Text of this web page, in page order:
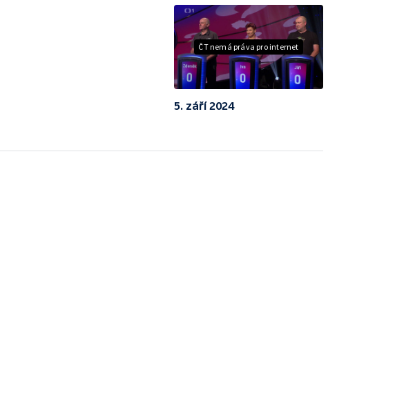
ČT nemá práva pro internet
5. září 2024